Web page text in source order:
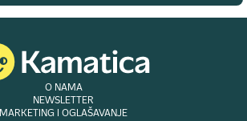
O NAMA
NEWSLETTER
MARKETING I OGLAŠAVANJE